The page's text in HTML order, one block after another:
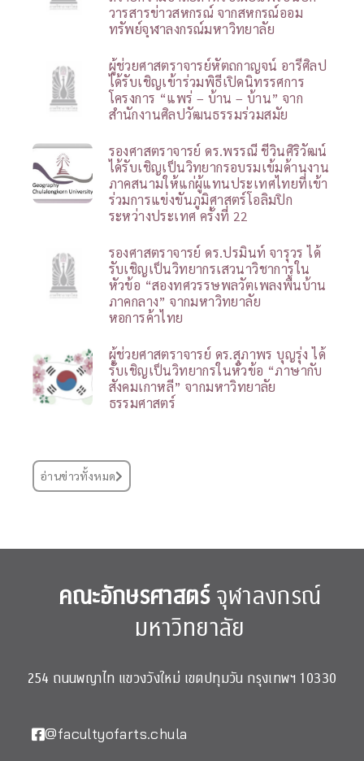
วารสารข่าวสหกรณ์ จากสหกรณ์ออม
ทรัพย์จุฬาลงกรณ์มหาวิทยาลัย
ผู้ช่วยศาสตราจารย์หัตถกาญจน์ อารีศิลป
ได้รับเชิญเข้าร่วมพิธีเปิดนิทรรศการ
โครงการ “แพร่ – บ้าน – บ้าน” จาก
สำนักงานศิลปวัฒนธรรมร่วมสมัย
รองศาสตราจารย์ ดร.พรรณี ชีวินศิริวัฒน์
ได้รับเชิญเป็นวิทยากรอบรมเข้มด้านงาน
ภาคสนามให้แก่ผู้แทนประเทศไทยที่เข้า
ร่วมการแข่งขันภูมิศาสตร์โอลิมปิก
ระหว่างประเทศ ครั้งที่ 22
รองศาสตราจารย์ ดร.ปรมินท์ จารุวร ได้
รับเชิญเป็นวิทยากรเสวนาวิชาการใน
หัวข้อ “สองทศวรรษพลวัตเพลงพื้นบ้าน
ภาคกลาง” จากมหาวิทยาลัย
หอการค้าไทย
ผู้ช่วยศาสตราจารย์ ดร.สุภาพร บุญรุ่ง ได้
รับเชิญเป็นวิทยากรในหัวข้อ “ภาษากับ
สังคมเกาหลี” จากมหาวิทยาลัย
ธรรมศาสตร์
อ่านข่าวทั้งหมด
คณะอักษรศาสตร์จุฬาลงกรณ์
มหาวิทยาลัย
254 ถนนพญาไท แขวงวังใหม่ เขตปทุมวัน กรุงเทพฯ 10330
@facultyofarts.chula